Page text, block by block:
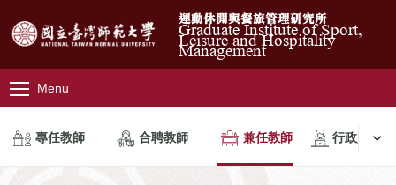
運動休閒與餐旅管理研究所
Graduate Institute of Sport,
Leisure and Hospitality
Management
Menu
專任教師 合聘教師 兼任教師 行政人員